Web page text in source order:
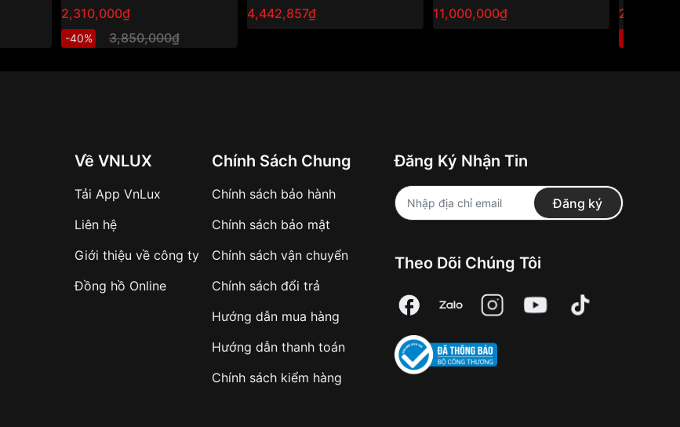
2,310,000₫
-40% 3,850,000₫
4,442,857₫
11,000,000₫
Về VNLUX
Tải App VnLux
Liên hệ
Giới thiệu về công ty
Đồng hồ Online
Chính Sách Chung
Chính sách bảo hành
Chính sách bảo mật
Chính sách vận chuyển
Chính sách đổi trả
Hướng dẫn mua hàng
Hướng dẫn thanh toán
Chính sách kiểm hàng
Đăng Ký Nhận Tin
Đăng ký
Theo Dõi Chúng Tôi